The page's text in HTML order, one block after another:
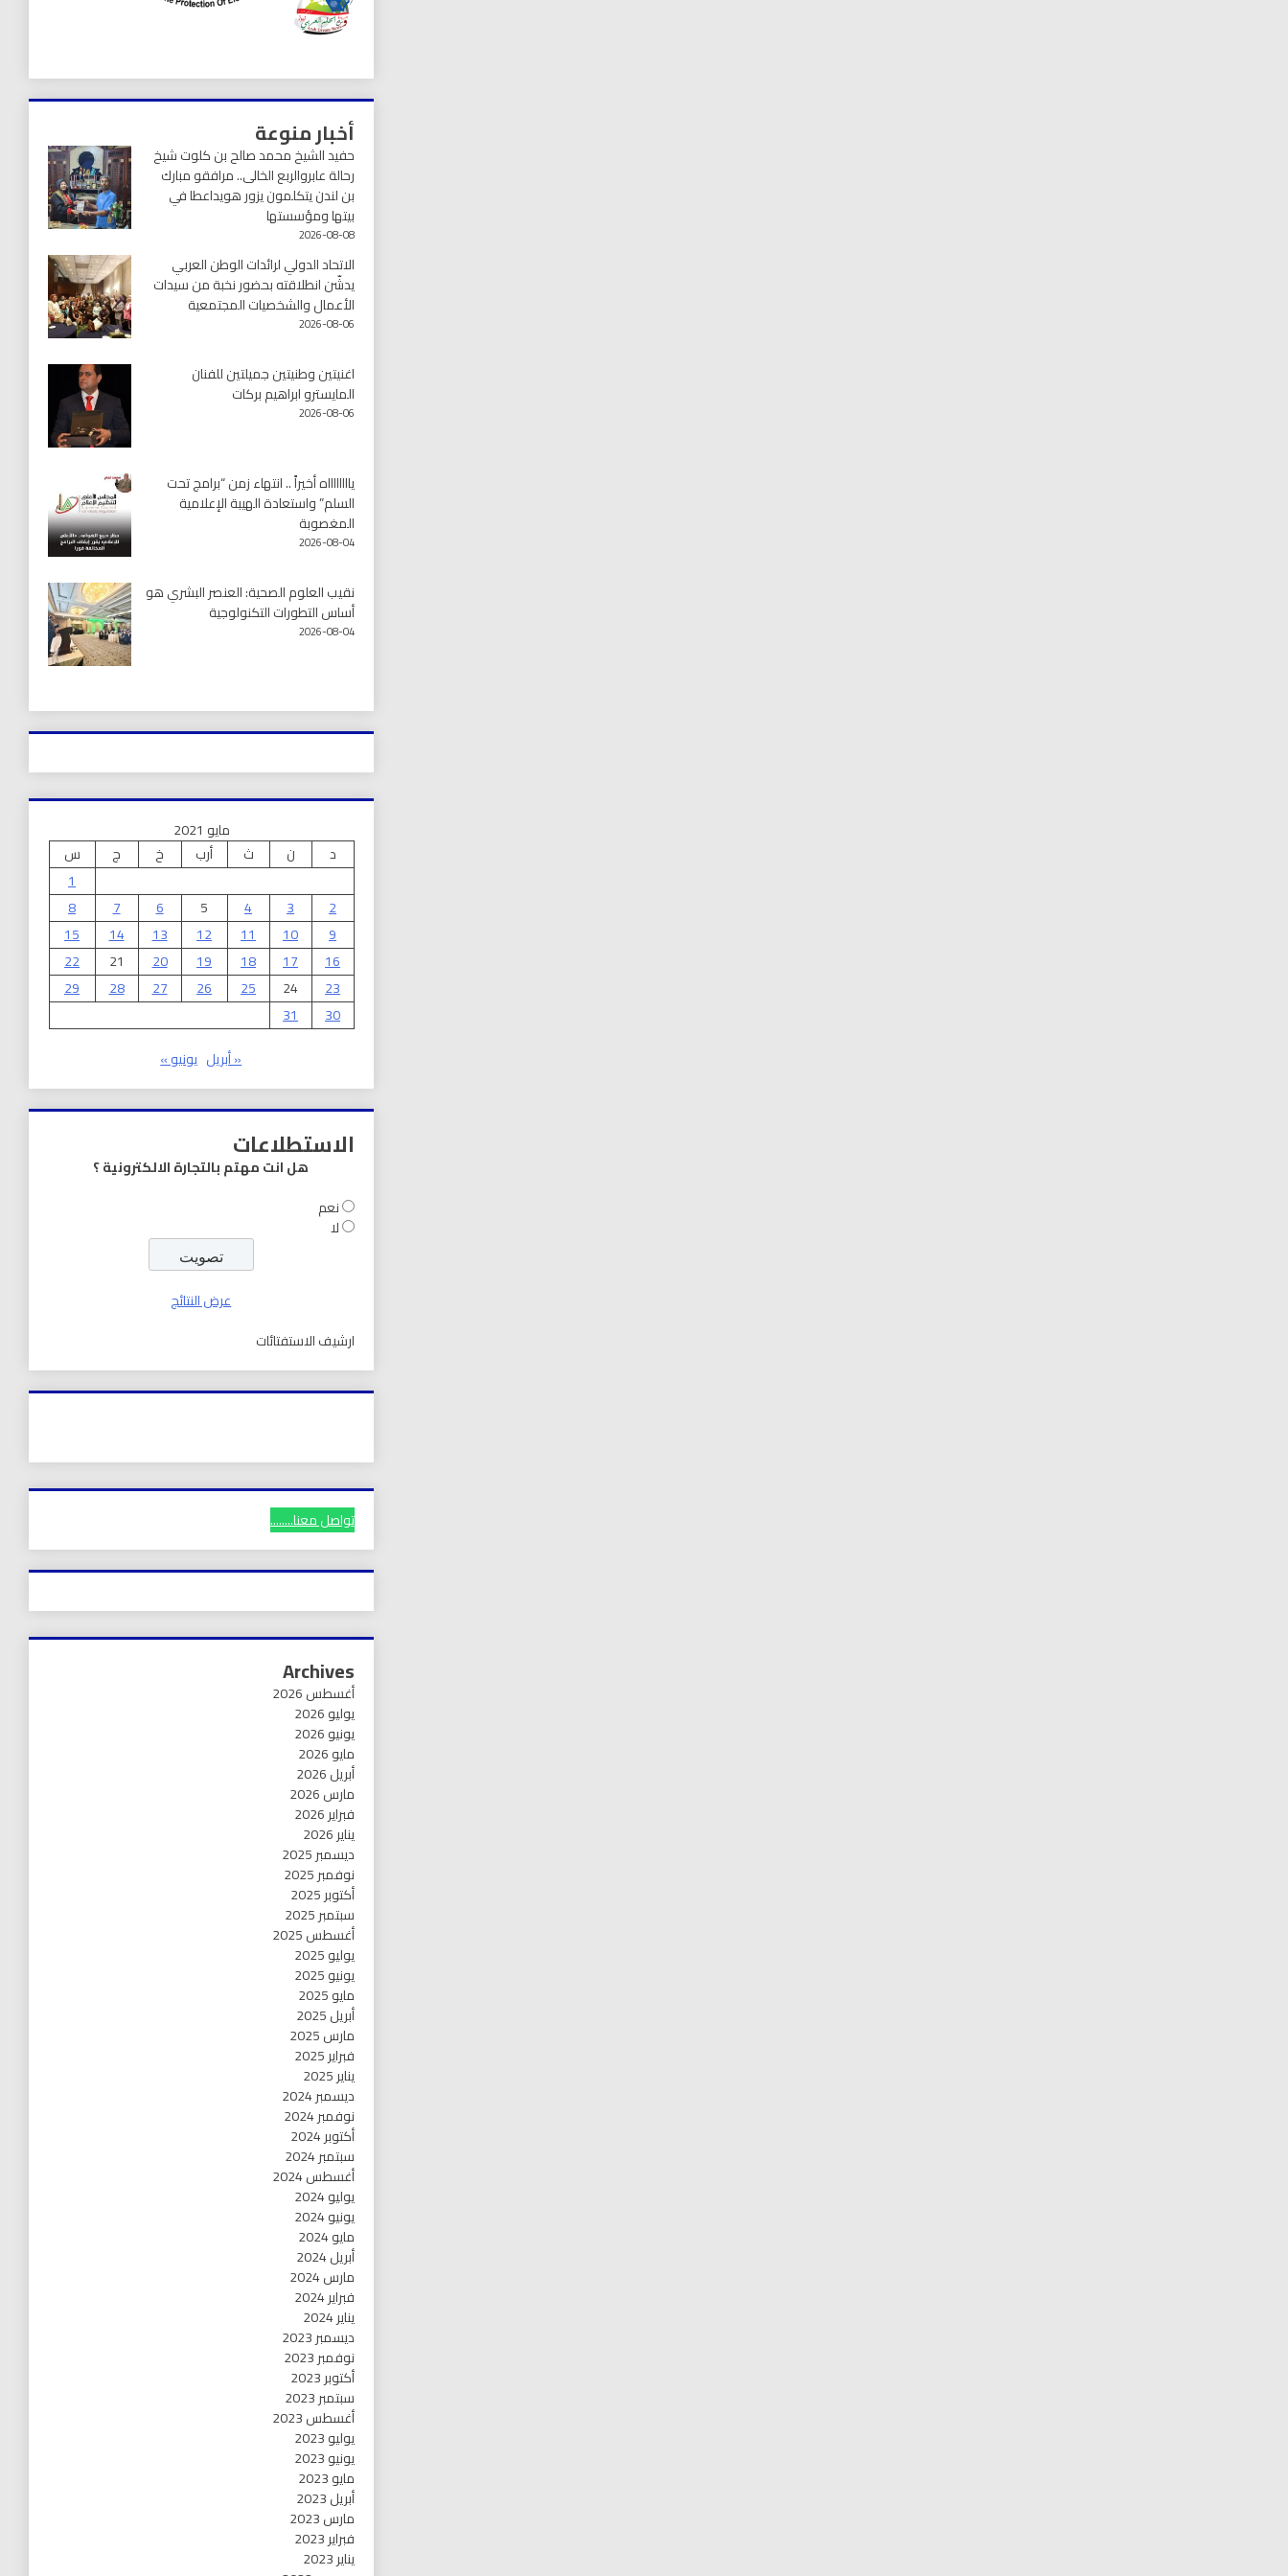
أخبار منوعة
حفيد الشيخ محمد صالح بن كلوت شيخ
رحالة عابروالربع الخالى.. مرافقو مبارك
بن لندن يتكلمون يزور هويداعطا في
بيتها ومؤسستها
2026-08-08
الاتحاد الدولي لرائدات الوطن العربي
يدشّن انطلاقته بحضور نخبة من سيدات
الأعمال والشخصيات المجتمعية
2026-08-06
اغنيتين وطنيتين جميلتين للفنان
المايسترو ابراهيم بركات
2026-08-06
يااااااااه أخيراً .. انتهاء زمن “برامج تحت
السلم” واستعادة الهيبة الإعلامية
المغصوبة
2026-08-04
نقيب العلوم الصحية: العنصر البشري هو
أساس التطورات التكنولوجية
2026-08-04
مايو 2021
د
ن ث أرب خ ج
س
1
2
3
4
5
6
7
8
9
10
11
12
13
14
15
16
17
18
19
20
21
22
23
24
25
26
27
28
29
30
31
« أبريل يونيو »
الاستطلاعات
هل انت مهتم بالتجارة الالكترونية ؟
نعم
لا
عرض النتائج
ارشيف الاستفتائات
تواصل معنا........
Archives
أغسطس 2026
يوليو 2026
يونيو 2026
مايو 2026
أبريل 2026
مارس 2026
فبراير 2026
يناير 2026
ديسمبر 2025
نوفمبر 2025
أكتوبر 2025
سبتمبر 2025
أغسطس 2025
يوليو 2025
يونيو 2025
مايو 2025
أبريل 2025
مارس 2025
فبراير 2025
يناير 2025
ديسمبر 2024
نوفمبر 2024
أكتوبر 2024
سبتمبر 2024
أغسطس 2024
يوليو 2024
يونيو 2024
مايو 2024
أبريل 2024
مارس 2024
فبراير 2024
يناير 2024
ديسمبر 2023
نوفمبر 2023
أكتوبر 2023
سبتمبر 2023
أغسطس 2023
يوليو 2023
يونيو 2023
مايو 2023
أبريل 2023
مارس 2023
فبراير 2023
يناير 2023